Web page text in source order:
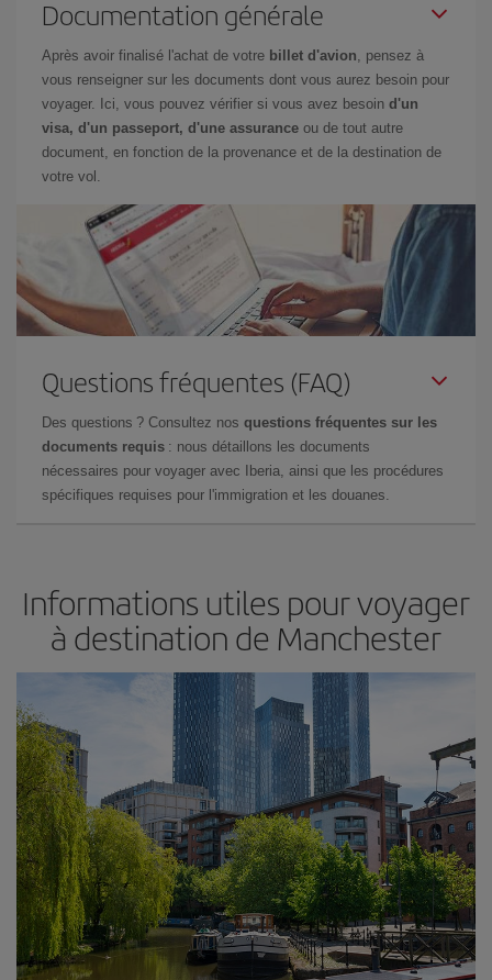
Documentation générale
Après avoir finalisé l'achat de votre billet d'avion, pensez à
vous renseigner sur les documents dont vous aurez besoin pour
voyager. Ici, vous pouvez vérifier si vous avez besoin d'un
visa, d'un passeport, d'une assurance ou de tout autre
document, en fonction de la provenance et de la destination de
votre vol.
Questions fréquentes (FAQ)
Des questions ? Consultez nos questions fréquentes sur les
documents requis : nous détaillons les documents
nécessaires pour voyager avec Iberia, ainsi que les procédures
spécifiques requises pour l'immigration et les douanes.
Informations utiles pour voyager
à destination de Manchester